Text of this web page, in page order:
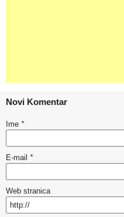
Novi Komentar
Ime *
E-mail *
Web stranica